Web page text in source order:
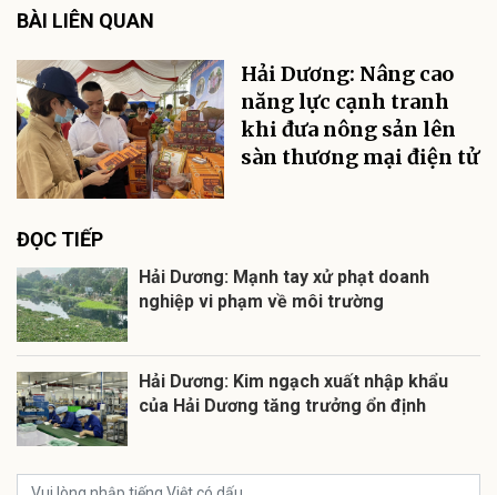
BÀI LIÊN QUAN
Hải Dương: Nâng cao
năng lực cạnh tranh
khi đưa nông sản lên
sàn thương mại điện tử
ĐỌC TIẾP
Hải Dương: Mạnh tay xử phạt doanh
nghiệp vi phạm về môi trường
Hải Dương: Kim ngạch xuất nhập khẩu
của Hải Dương tăng trưởng ổn định